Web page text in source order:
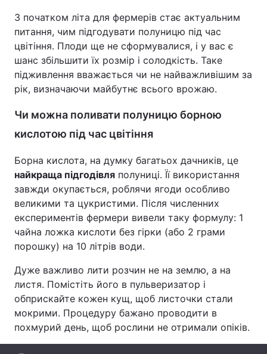
Україна Політика
Економіка Світ
Спорт Наука
Цікавинки Погода
Екологія Регіони
Лонгріди
Відео з Youtube Статті
Інтерв'ю Думки
Архів Вакансії
Контакти
З початком літа для фермерів стає актуальним
питання, чим підгодувати полуницю під час
цвітіння. Плоди ще не сформувалися, і у вас є
шанс збільшити їх розмір і солодкість. Таке
підживлення вважається чи не найважливішим за
рік, визначаючи майбутнє всього врожаю.
Чи можна поливати полуницю борною
кислотою під час цвітіння
Борна кислота, на думку багатьох дачників, це
найкраща підгодівля полуниці. Її використання
завжди окупається, роблячи ягоди особливо
великими та цукристими. Після численних
експериментів фермери вивели таку формулу: 1
чайна ложка кислоти без гірки (або 2 грами
порошку) на 10 літрів води.
Дуже важливо лити розчин не на землю, а на
листя. Помістіть його в пульверизатор і
обприскайте кожен кущ, щоб листочки стали
мокрими. Процедуру бажано проводити в
похмурий день, щоб рослини не отримали опіків.